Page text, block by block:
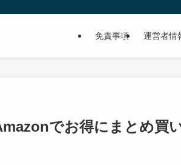
免責事項 運営者情
でお得にまとめ買